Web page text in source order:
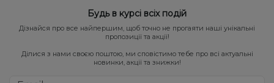
Будь в курсі всіх подій
Дізнайся про все найпершим, щоб точно не прогаяти наші унікальні
пропозиції та акції!
Ділися з нами своєю поштою, ми сповістимо тебе про всі актуальні
новинки, акції та знижки!